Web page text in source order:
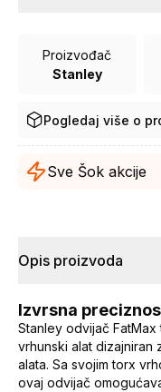
Proizvođač
Stanley
Pogledaj više o
Sve Šok akcije
Opis proizvoda
Izvrsna
Stanley odvijač
vrhunski alat dizajniran
alata. Sa svojim torx
ovaj odvijač